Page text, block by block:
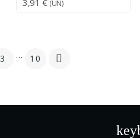
3,91 € (UN)
3 … 10 